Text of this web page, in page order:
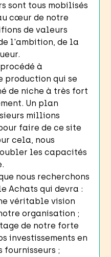
sont tous mobilisés
cœur de notre
de valeurs
l'ambition, de la
à
production qui se
de niche à très fort
Un plan
millions
faire de ce site
cela, nous
les capacités
nous recherchons
Achats qui devra :
véritable vision
organisation ;
de notre forte
investissements en
fournisseurs ;